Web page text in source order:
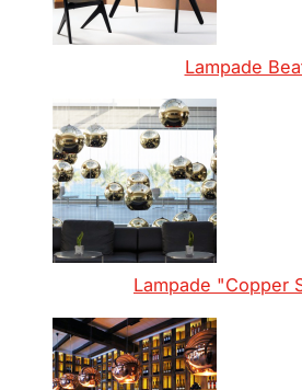
Lampade
Lampade "Copper